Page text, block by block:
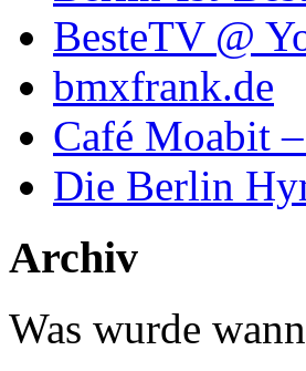
BesteTV @
bmxfrank.de
Café Moabit
Die Berlin
Archiv
Was wurde